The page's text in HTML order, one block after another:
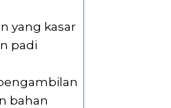
yang kasar
padi
bahan